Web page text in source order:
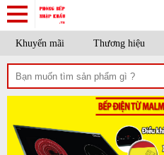
Khuyến mãi Thương hiệu